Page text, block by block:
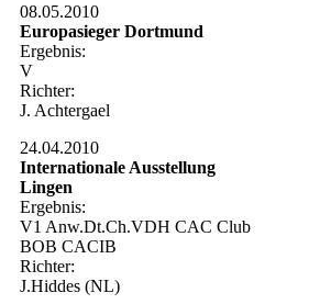
08.05.2010
Europasieger Dortmund
Ergebnis:
V
Richter:
J. Achtergael
24.04.2010
Internationale Ausstellung
Lingen
Ergebnis:
V1 Anw.Dt.Ch.VDH CAC Club
BOB CACIB
Richter:
J.Hiddes (NL)